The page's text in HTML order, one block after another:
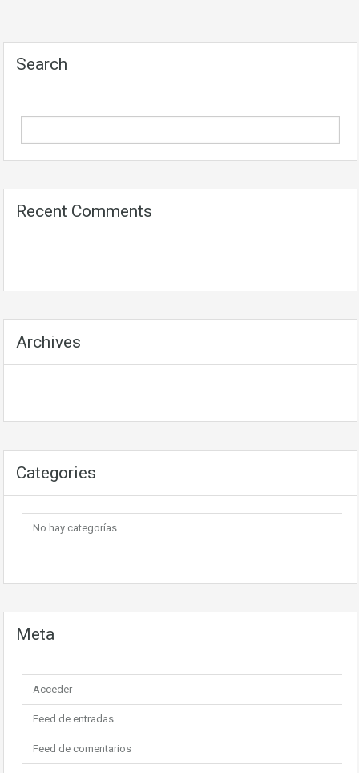
Search
Recent Comments
Archives
Categories
No hay categorías
Meta
Acceder
Feed de entradas
Feed de comentarios